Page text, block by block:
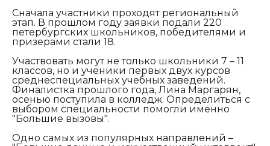
Сначала участники проходят региональный
этап. В прошлом году заявки подали 220
петербургских школьников, победителями и
призерами стали 18.
Участвовать могут не только школьники 7 – 11
классов, но и ученики первых двух курсов
среднеспециальных учебных заведений.
Финалистка прошлого года, Лина Маргарян,
осенью поступила в колледж. Определиться с
выбором специальности помогли именно
"Большие вызовы".
Одно самых из популярных направлений –